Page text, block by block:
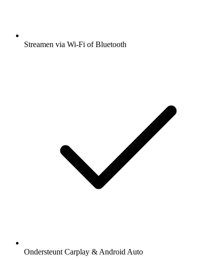
Streamen via Wi-Fi of Bluetooth
Ondersteunt Carplay & Android Auto